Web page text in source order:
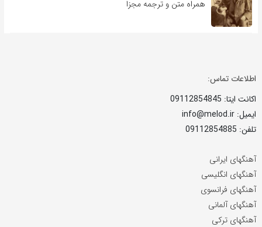
همراه متن و ترجمه مجزا
اطلاعات تماس:
اکانت ایتا: 09112854845
ایمیل: info@melod.ir
تلفن: 09112854885
آهنگهای ایرانی
آهنگهای انگلیسی
آهنگهای فرانسوی
آهنگهای آلمانی
آهنگهای ترکی